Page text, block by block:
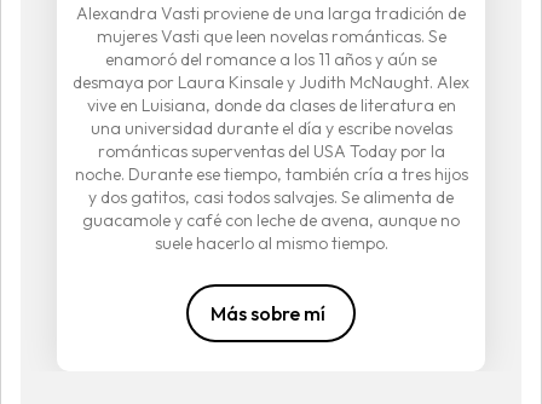
Alexandra Vasti proviene de una larga tradición de
mujeres Vasti que leen novelas románticas. Se
enamoró del romance a los 11 años y aún se
desmaya por Laura Kinsale y Judith McNaught. Alex
vive en Luisiana, donde da clases de literatura en
una universidad durante el día y escribe novelas
románticas superventas del USA Today por la
noche. Durante ese tiempo, también cría a tres hijos
y dos gatitos, casi todos salvajes. Se alimenta de
guacamole y café con leche de avena, aunque no
suele hacerlo al mismo tiempo.
Más sobre mí